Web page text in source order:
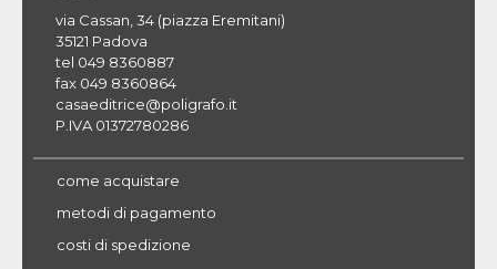
via Cassan, 34 (piazza Eremitani)
35121 Padova
tel 049 8360887
fax 049 8360864
casaeditrice@poligrafo.it
P.IVA 01372780286
come acquistare
metodi di pagamento
costi di spedizione